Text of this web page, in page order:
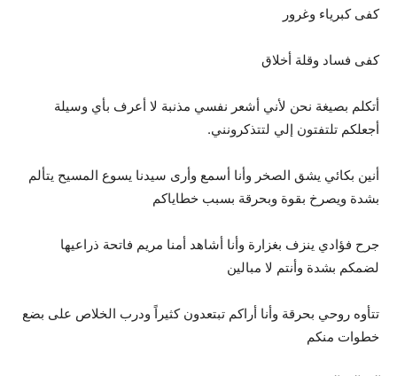
كفى كبرياء وغرور
كفى فساد وقلة أخلاق
أتكلم بصيغة نحن لأني أشعر نفسي مذنبة لا أعرف بأي وسيلة
أجعلكم تلتفتون إلي لتتذكرونني.
أنين بكائي يشق الصخر وأنا أسمع وأرى سيدنا يسوع المسيح يتألم
بشدة ويصرخ بقوة وبحرقة بسبب خطاياكم
جرح فؤادي ينزف بغزارة وأنا أشاهد أمنا مريم فاتحة ذراعيها
لضمكم بشدة وأنتم لا مبالين
تتأوه روحي بحرقة وأنا أراكم تبتعدون كثيراً ودرب الخلاص على بضع
خطوات منكم